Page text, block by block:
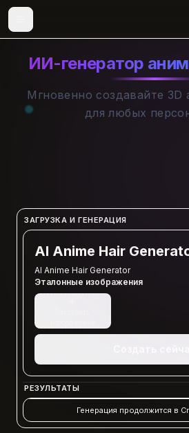
ИИ-генератор
Мгновенно создавайте 3D
для любых
ЗАГРУЗКА И ГЕНЕРАЦИЯ
AI Anime Hair
AI Anime Hair Generator
Эталонные изображения
РЕЗУЛЬТАТЫ
Генерация продолжится в